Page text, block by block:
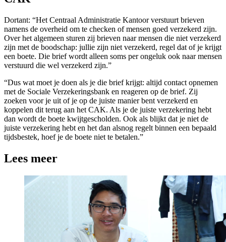
Dortant: “Het Centraal Administratie Kantoor verstuurt brieven
namens de overheid om te checken of mensen goed verzekerd zijn.
Over het algemeen sturen zij brieven naar mensen die niet verzekerd
zijn met de boodschap: jullie zijn niet verzekerd, regel dat of je krijgt
een boete. Die brief wordt alleen soms per ongeluk ook naar mensen
verstuurd die wel verzekerd zijn.”
“Dus wat moet je doen als je die brief krijgt: altijd contact opnemen
met de Sociale Verzekeringsbank en reageren op de brief. Zij
zoeken voor je uit of je op de juiste manier bent verzekerd en
koppelen dit terug aan het CAK. Als je de juiste verzekering hebt
dan wordt de boete kwijtgescholden. Ook als blijkt dat je niet de
juiste verzekering hebt en het dan alsnog regelt binnen een bepaald
tijdsbestek, hoef je de boete niet te betalen.”
Lees meer